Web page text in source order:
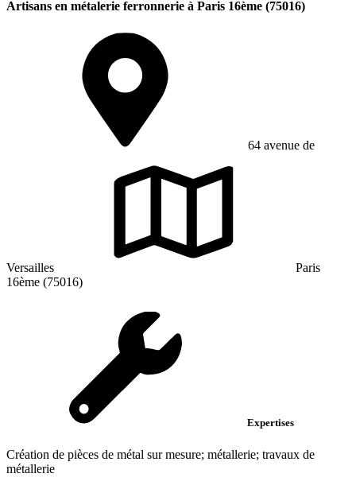
Artisans en métalerie ferronnerie à Paris 16ème (75016)
64 avenue de
Versailles
Paris
16ème (75016)
Expertises
Création de pièces de métal sur mesure; métallerie; travaux de
métallerie